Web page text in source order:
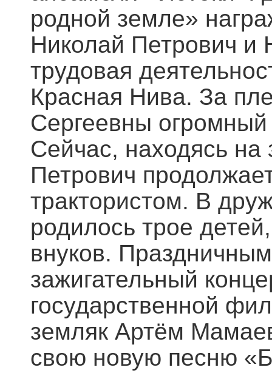
родной земле»
Николай Петрович и
трудовая
Красная Нива. За
Сергеевны огромный
Сейчас, находясь
Петрович
трактористом. В
родилось трое
внуков.
зажигательный
государственной
земляк Артём
свою новую песню